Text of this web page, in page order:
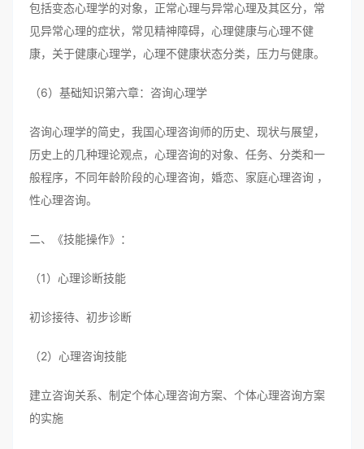
包括变态心理学的对象，正常心理与异常心理及其区分，常
见异常心理的症状，常见精神障碍，心理健康与心理不健
康，关于健康心理学，心理不健康状态分类，压力与健康。
（6）基础知识第六章：咨询心理学
咨询心理学的简史，我国心理咨询师的历史、现状与展望，
历史上的几种理论观点，心理咨询的对象、任务、分类和一
般程序，不同年龄阶段的心理咨询，婚恋、家庭心理咨询 ，
性心理咨询。
二、《技能操作》：
（1）心理诊断技能
初诊接待、初步诊断
（2）心理咨询技能
建立咨询关系、制定个体心理咨询方案、个体心理咨询方案
的实施